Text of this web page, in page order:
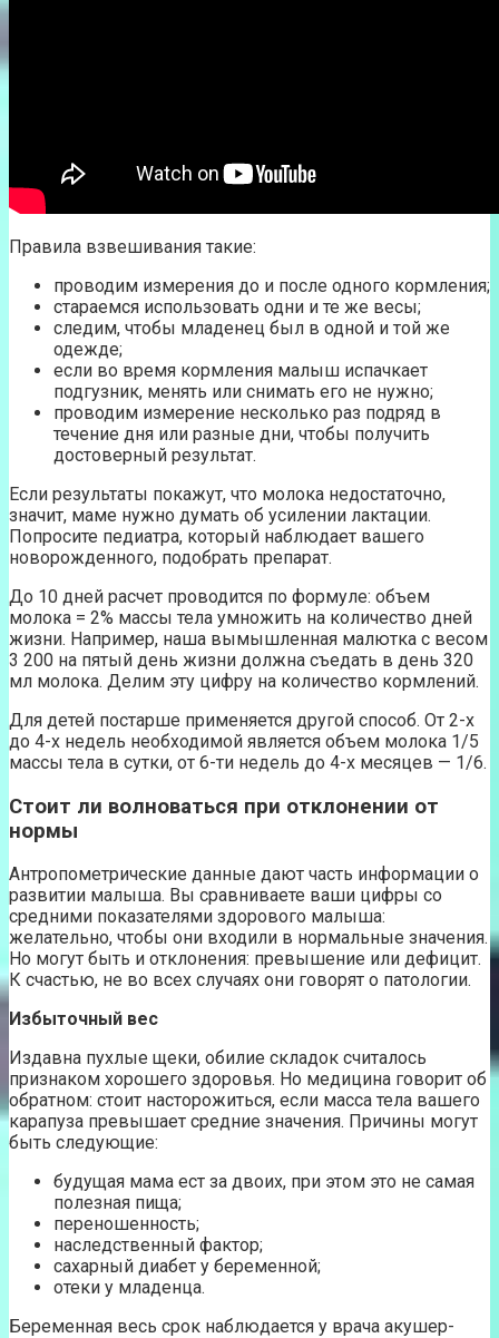
Правила взвешивания такие:
проводим измерения до и после одного кормления;
стараемся использовать одни и те же весы;
следим, чтобы младенец был в одной и той же
одежде;
если во время кормления малыш испачкает
подгузник, менять или снимать его не нужно;
проводим измерение несколько раз подряд в
течение дня или разные дни, чтобы получить
достоверный результат.
Если результаты покажут, что молока недостаточно,
значит, маме нужно думать об усилении лактации.
Попросите педиатра, который наблюдает вашего
новорожденного, подобрать препарат.
До 10 дней расчет проводится по формуле: объем
молока = 2% массы тела умножить на количество дней
жизни. Например, наша вымышленная малютка с весом
3 200 на пятый день жизни должна съедать в день 320
мл молока. Делим эту цифру на количество кормлений.
Для детей постарше применяется другой способ. От 2-х
до 4-х недель необходимой является объем молока 1/5
массы тела в сутки, от 6-ти недель до 4-х месяцев — 1/6.
Стоит ли волноваться при отклонении от
нормы
Антропометрические данные дают часть информации о
развитии малыша. Вы сравниваете ваши цифры со
средними показателями здорового малыша:
желательно, чтобы они входили в нормальные значения.
Но могут быть и отклонения: превышение или дефицит.
К счастью, не во всех случаях они говорят о патологии.
Избыточный вес
Издавна пухлые щеки, обилие складок считалось
признаком хорошего здоровья. Но медицина говорит об
обратном: стоит насторожиться, если масса тела вашего
карапуза превышает средние значения. Причины могут
быть следующие:
будущая мама ест за двоих, при этом это не самая
полезная пища;
переношенность;
наследственный фактор;
сахарный диабет у беременной;
отеки у младенца.
Беременная весь срок наблюдается у врача акушер-